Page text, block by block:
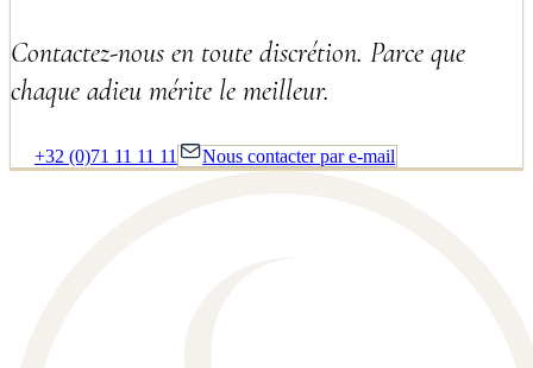
Contactez-nous en toute discrétion. Parce que
chaque adieu mérite le meilleur.
+32 (0)71 11 11 11 Nous contacter par e-mail